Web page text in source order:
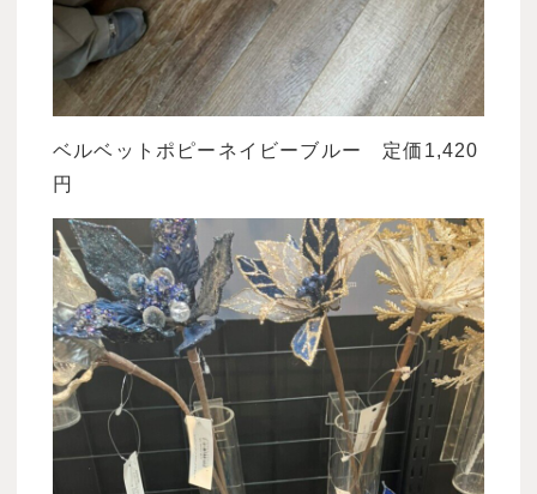
ベルベットポピーネイビーブルー 定価 1,420
円